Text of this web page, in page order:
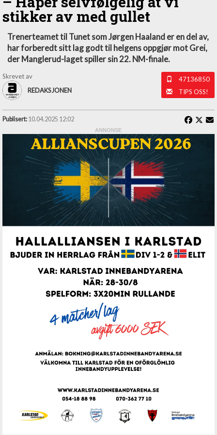
stikker av med gullet
Trenerteamet til Tunet som Jørgen Haaland er en del av,
har forberedt sitt lag godt til helgens oppgjør mot Grei,
der Manglerud-laget spiller sin 22. NM-finale.
Skrevet av
REDAKSJONEN
47136850
TIPS OSS!
Publisert: 10.04.2025 12:02